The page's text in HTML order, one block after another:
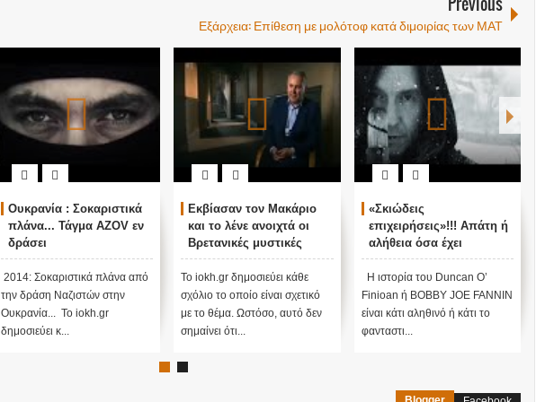
Εξάρχεια: Επίθεση με μολότοφ κατά διμοιρίας των ΜΑΤ
Ουκρανία : Σοκαριστικά
πλάνα... Τάγμα AZOV εν
δράσει
2014: Σοκαριστικά πλάνα από
την δράση Ναζιστών στην
Ουκρανία... Το iokh.gr
δημοσιεύει κ...
Εκβίασαν τον Μακάριο
και το λένε ανοιχτά οι
Βρετανικές μυστικές
υπηρεσίες...
Το iokh.gr δημοσιεύει κάθε
σχόλιο το οποίο είναι σχετικό
με το θέμα. Ωστόσο, αυτό δεν
σημαίνει ότι...
«Σκιώδεις
επιχειρήσεις»!!! Απάτη ή
αλήθεια όσα έχει
αποκαλύψει ο Duncan
O’Finioan ;;;
Η ιστορία του Duncan O’
Finioan ή BOBBY JOE FANNIN
είναι κάτι αληθινό ή κάτι το
φανταστι...